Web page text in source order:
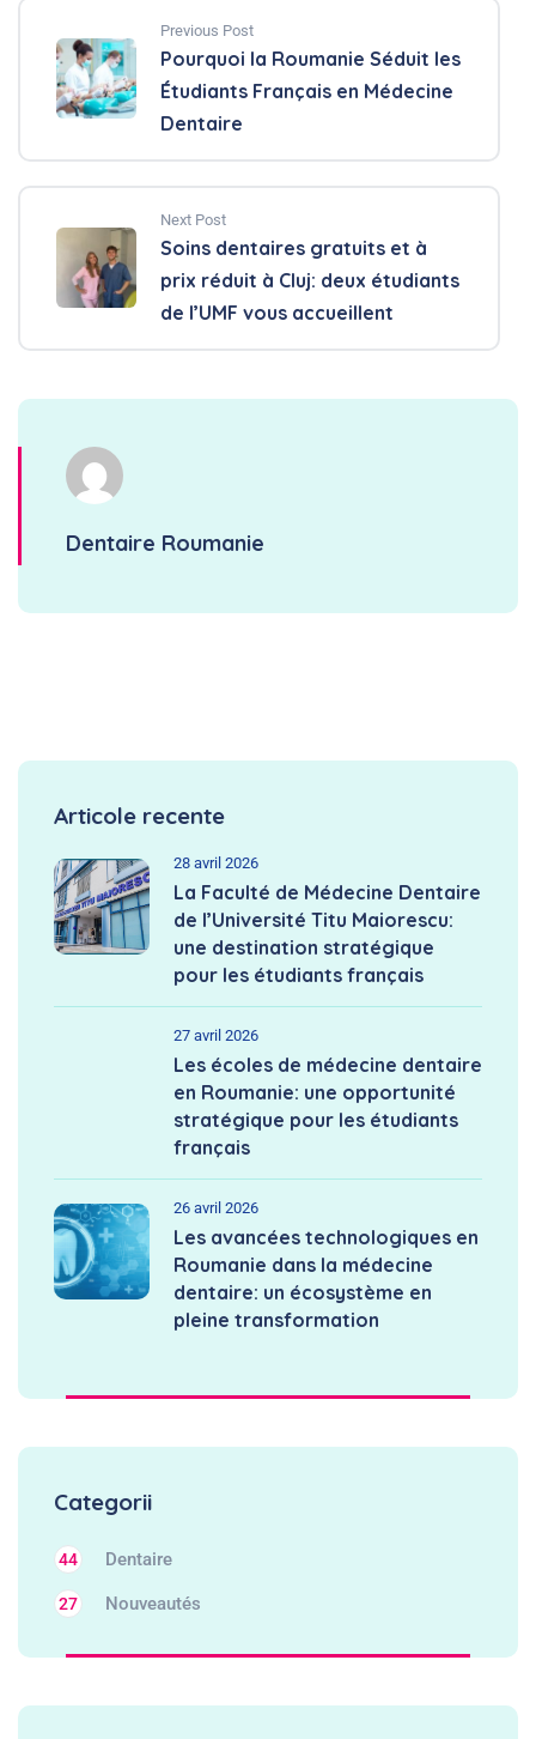
Previous Post
Pourquoi la Roumanie Séduit les
Étudiants Français en Médecine
Dentaire
Next Post
Soins dentaires gratuits et à
prix réduit à Cluj: deux étudiants
de l’UMF vous accueillent
Dentaire Roumanie
Articole recente
28 avril 2026
La Faculté de Médecine Dentaire
de l’Université Titu Maiorescu:
une destination stratégique
pour les étudiants français
27 avril 2026
Les écoles de médecine dentaire
en Roumanie: une opportunité
stratégique pour les étudiants
français
26 avril 2026
Les avancées technologiques en
Roumanie dans la médecine
dentaire: un écosystème en
pleine transformation
Categorii
Dentaire
44
Nouveautés
27